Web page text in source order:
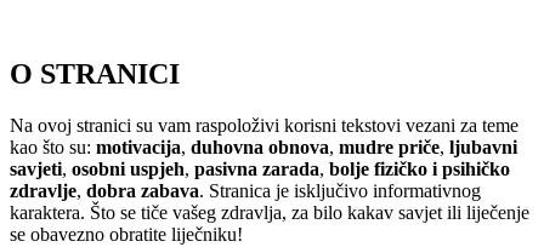
O STRANICI
Na ovoj stranici su vam raspoloživi korisni tekstovi vezani za teme
kao što su: motivacija, duhovna obnova, mudre priče, ljubavni
savjeti, osobni uspjeh, pasivna zarada, bolje fizičko i psihičko
zdravlje, dobra zabava. Stranica je isključivo informativnog
karaktera. Što se tiče vašeg zdravlja, za bilo kakav savjet ili liječenje
se obavezno obratite liječniku!